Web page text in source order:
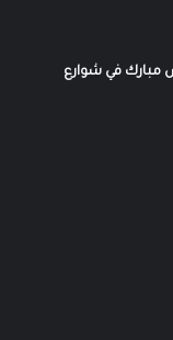
مبارك في شوارع